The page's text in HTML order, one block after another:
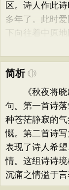
区。诗人作此
多年了。此时
下向往着中原
简析
《秋夜将晓
句。第一首诗
种苍茫静寂的
慨。第二首诗写
表现了诗人希
情。这组诗诗
沉痛之情溢于言